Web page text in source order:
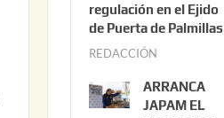
o
3
2
0
regulación en el Ejido
de Puerta de Palmillas
REDACCIÓN
l
ARRANCA
JAPAM EL